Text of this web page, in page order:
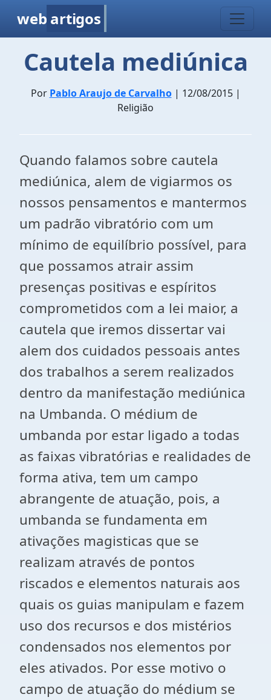
web artigos
Cautela mediúnica
Por Pablo Araujo de Carvalho| 12/08/2015 |
Religião
Quando falamos sobre cautela
mediúnica, alem de vigiarmos os
nossos pensamentos e mantermos
um padrão vibratório com um
mínimo de equilíbrio possível, para
que possamos atrair assim
presenças positivas e espíritos
comprometidos com a lei maior, a
cautela que iremos dissertar vai
alem dos cuidados pessoais antes
dos trabalhos a serem realizados
dentro da manifestação mediúnica
na Umbanda. O médium de
umbanda por estar ligado a todas
as faixas vibratórias e realidades de
forma ativa, tem um campo
abrangente de atuação, pois, a
umbanda se fundamenta em
ativações magisticas que se
realizam através de pontos
riscados e elementos naturais aos
quais os guias manipulam e fazem
uso dos recursos e dos mistérios
condensados nos elementos por
eles ativados. Por esse motivo o
campo de atuação do médium se